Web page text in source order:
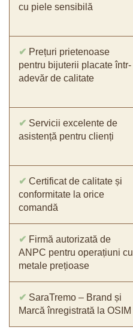
cu piele sensibilă
✔ Prețuri prietenoase
pentru bijuterii placate într-
adevăr de calitate
✔ Servicii excelente de
asistență pentru clienți
✔ Certificat de calitate și
conformitate la orice
comandă
✔ Firmă autorizată de
ANPC pentru operațiuni cu
metale prețioase
✔ SaraTremo – Brand și
Marcă înregistrată la OSIM